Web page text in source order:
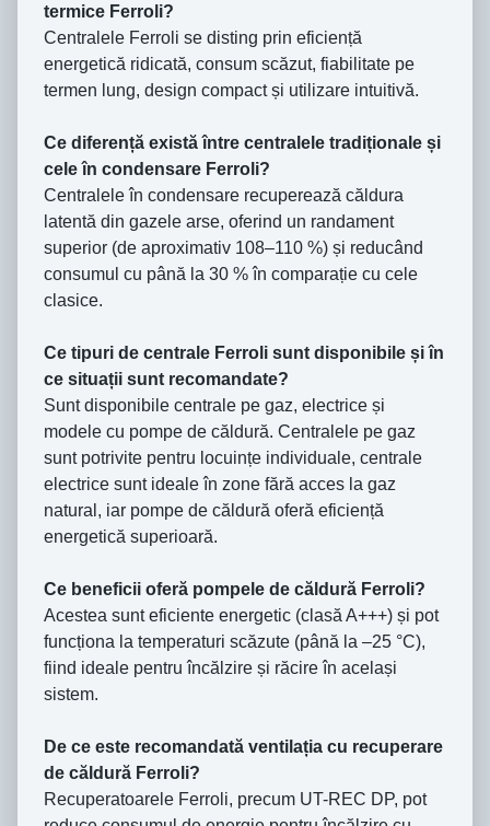
termice Ferroli?
Centralele Ferroli se disting prin eficiență
energetică ridicată, consum scăzut, fiabilitate pe
termen lung, design compact și utilizare intuitivă.
Ce diferență există între centralele tradiționale și
cele în condensare Ferroli?
Centralele în condensare recuperează căldura
latentă din gazele arse, oferind un randament
superior (de aproximativ 108–110 %) și reducând
consumul cu până la 30 % în comparație cu cele
clasice.
Ce tipuri de centrale Ferroli sunt disponibile și în
ce situații sunt recomandate?
Sunt disponibile centrale pe gaz, electrice și
modele cu pompe de căldură. Centralele pe gaz
sunt potrivite pentru locuințe individuale, centrale
electrice sunt ideale în zone fără acces la gaz
natural, iar pompe de căldură oferă eficiență
energetică superioară.
Ce beneficii oferă pompele de căldură Ferroli?
Acestea sunt eficiente energetic (clasă A+++) și pot
funcționa la temperaturi scăzute (până la –25 °C),
fiind ideale pentru încălzire și răcire în același
sistem.
De ce este recomandată ventilația cu recuperare
de căldură Ferroli?
Recuperatoarele Ferroli, precum UT-REC DP, pot